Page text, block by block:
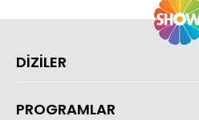
DİZİLER
PROGRAMLAR